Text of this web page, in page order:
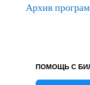
Архив
ПОМОЩЬ С